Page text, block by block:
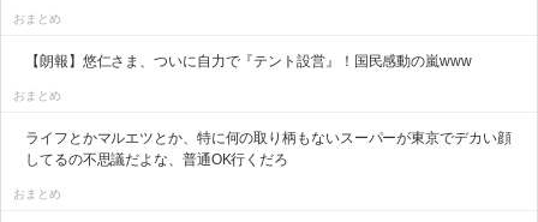
おまとめ
【朗報】悠仁さま、ついに自力で『テント設営』！国民感動の嵐www
おまとめ
ライフとかマルエツとか、特に何の取り柄もないスーパーが東京でデカい顔
してるの不思議だよな、普通OK行くだろ
おまとめ